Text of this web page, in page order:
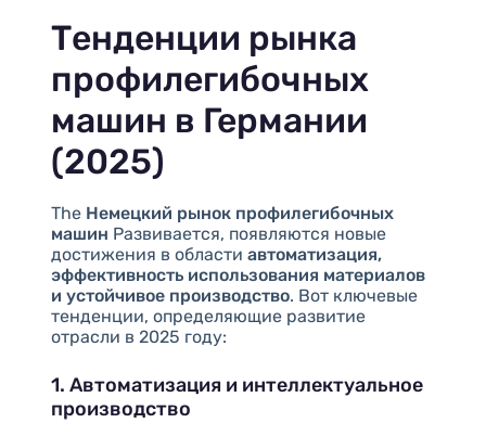
Тенденции рынка
профилегибочных
машин в Германии
(2025)
The Немецкий рынок профилегибочных
машин Развивается, появляются новые
достижения в области автоматизация,
эффективность использования материалов
и устойчивое производство. Вот ключевые
тенденции, определяющие развитие
отрасли в 2025 году:
1. Автоматизация и интеллектуальное
производство